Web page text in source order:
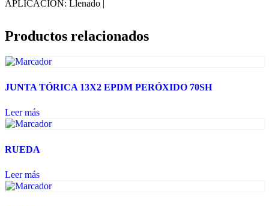
APLICACIÓN: Llenado |
Productos relacionados
JUNTA TÓRICA 13X2 EPDM PERÓXIDO 70SH
Leer más
RUEDA
Leer más